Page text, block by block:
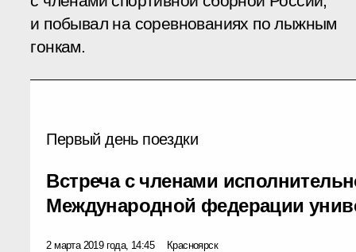
и побывал на соревнованиях по лыжным
гонкам.
Первый день поездки
Встреча с членами
Международной федерации
2 марта 2019 года, 14:45 Красноярск